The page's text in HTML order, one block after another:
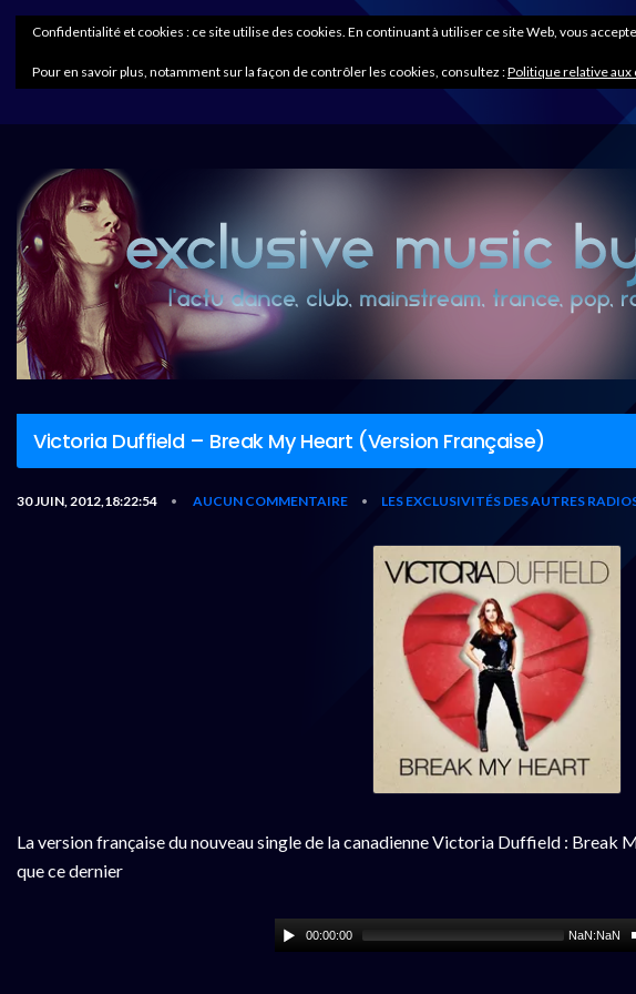
Victoria Duffield – Break My Heart (Version Française)
30 JUIN, 2012,18:22:54 • AUCUN COMMENTAIRE • LES EXCLUSIVITÉS DES AUTRES
La version française du nouveau single de la canadienne Victoria Duffield : Break
que ce dernier
00:00:00 NaN:NaN
Confidentialité et cookies : ce site utilise des cookies. En continuant à utiliser ce site Web, vous
Pour en savoir plus, notamment sur la façon de contrôler les cookies, consultez :Politique relative aux